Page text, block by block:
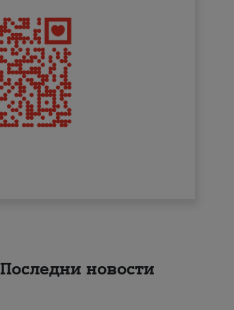
Последни новости